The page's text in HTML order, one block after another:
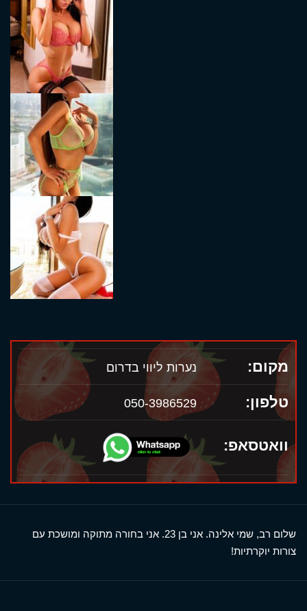
מקום: נערות ליווי בדרום
טלפון: 050-3986529
וואטסאפ:
שלום רב, שמי אלינה. אני בן 23. אני בחורה מתוקה ומושכת עם
צורות יוקרתיות!